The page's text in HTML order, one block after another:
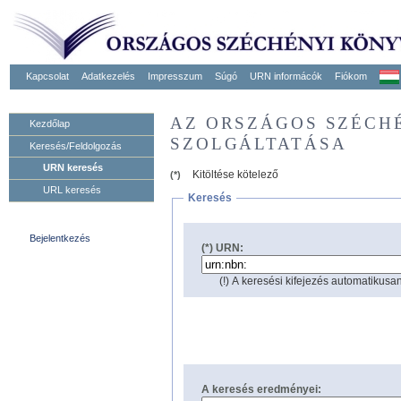
Kapcsolat Adatkezelés Impresszum Súgó URN informácók Fiókom
Kezdőlap
Keresés/Feldolgozás
URN keresés
URL keresés
Bejelentkezés
AZ ORSZÁGOS
SZOLGÁLTATÁSA
(*)
Kitöltése kötelező
Keresés
(*) URN:
(!) A keresési kifejezés
A keresés eredményei: